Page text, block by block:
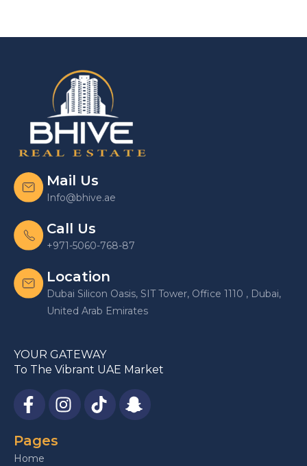
Mail Us
Info@bhive.ae
Call Us
+971-5060-768-87
Location
Dubai Silicon Oasis, SIT Tower, Office 1110 , Dubai,
United Arab Emirates
YOUR GATEWAY
To The Vibrant UAE Market
Pages
Home